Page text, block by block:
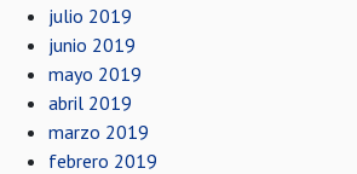
julio 2019
junio 2019
mayo 2019
abril 2019
marzo 2019
febrero 2019